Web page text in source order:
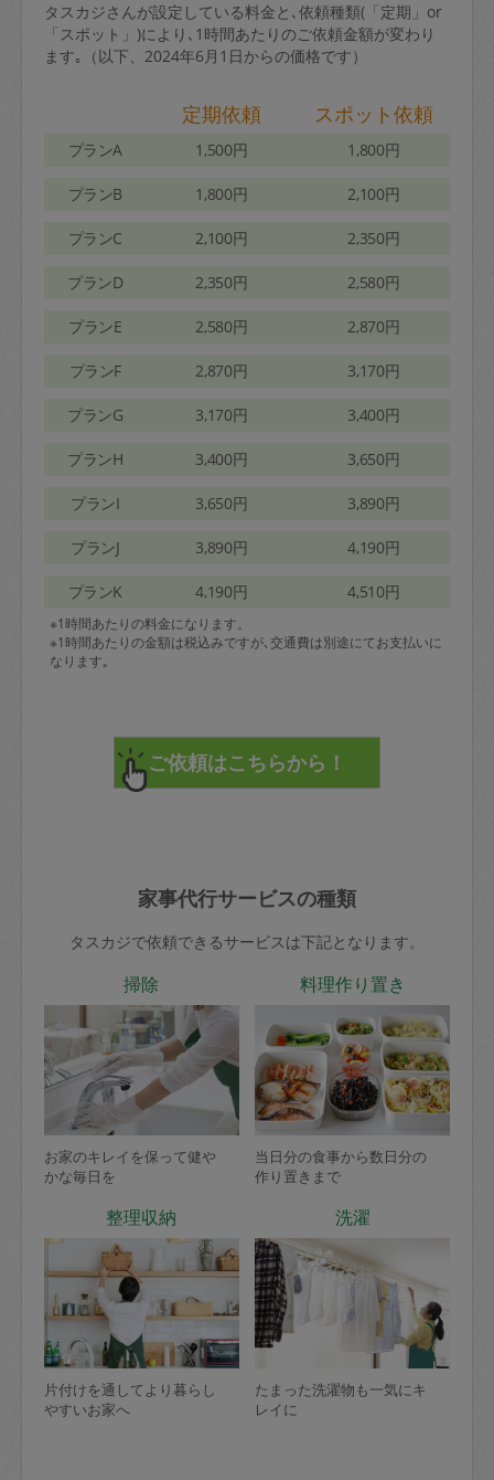
タスカジさんが設定している料金と､依頼種類(「定期」or
「スポット」)により､1時間あたりのご依頼金額が変わり
ます｡（以下、2024年6月1日からの価格です）
定期依頼 スポット依頼
プランA 1,500円 1,800円
プランB 1,800円 2,100円
プランC 2,100円 2,350円
プランD 2,350円 2,580円
プランE 2,580円 2,870円
プランF 2,870円 3,170円
プランG 3,170円 3,400円
プランH 3,400円 3,650円
プランI 3,650円 3,890円
プランJ 3,890円 4,190円
プランK 4,190円 4,510円
※1時間あたりの料金になります。
※1時間あたりの金額は税込みですが､交通費は別途にてお支払いに
なります｡
家事代行サービスの種類
タスカジで依頼できるサービスは下記となります。
掃除
お家のキレイを保って健や
かな毎日を
料理作り置き
当日分の食事から数日分の
作り置きまで
整理収納
片付けを通してより暮らし
やすいお家へ
洗濯
たまった洗濯物も一気にキ
レイに